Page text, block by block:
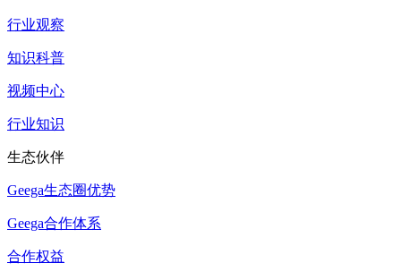
行业观察
知识科普
视频中心
行业知识
生态伙伴
Geega生态圈优势
Geega合作体系
合作权益